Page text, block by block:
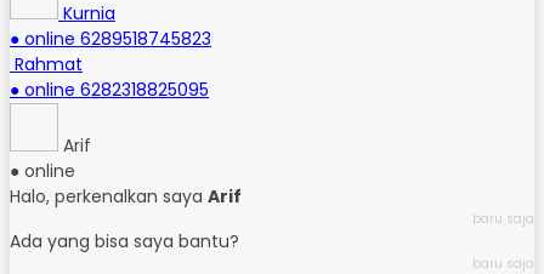
Kurnia
● online 6289518745823
Rahmat
● online 6282318825095
Arif
● online
Halo, perkenalkan saya Arif
baru saja
Ada yang bisa saya bantu?
baru saja